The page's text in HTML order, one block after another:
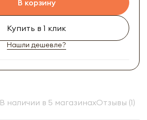
В корзину
Купить в 1 клик
Нашли дешевле?
В наличии в 5 магазинахОтзывы (1)